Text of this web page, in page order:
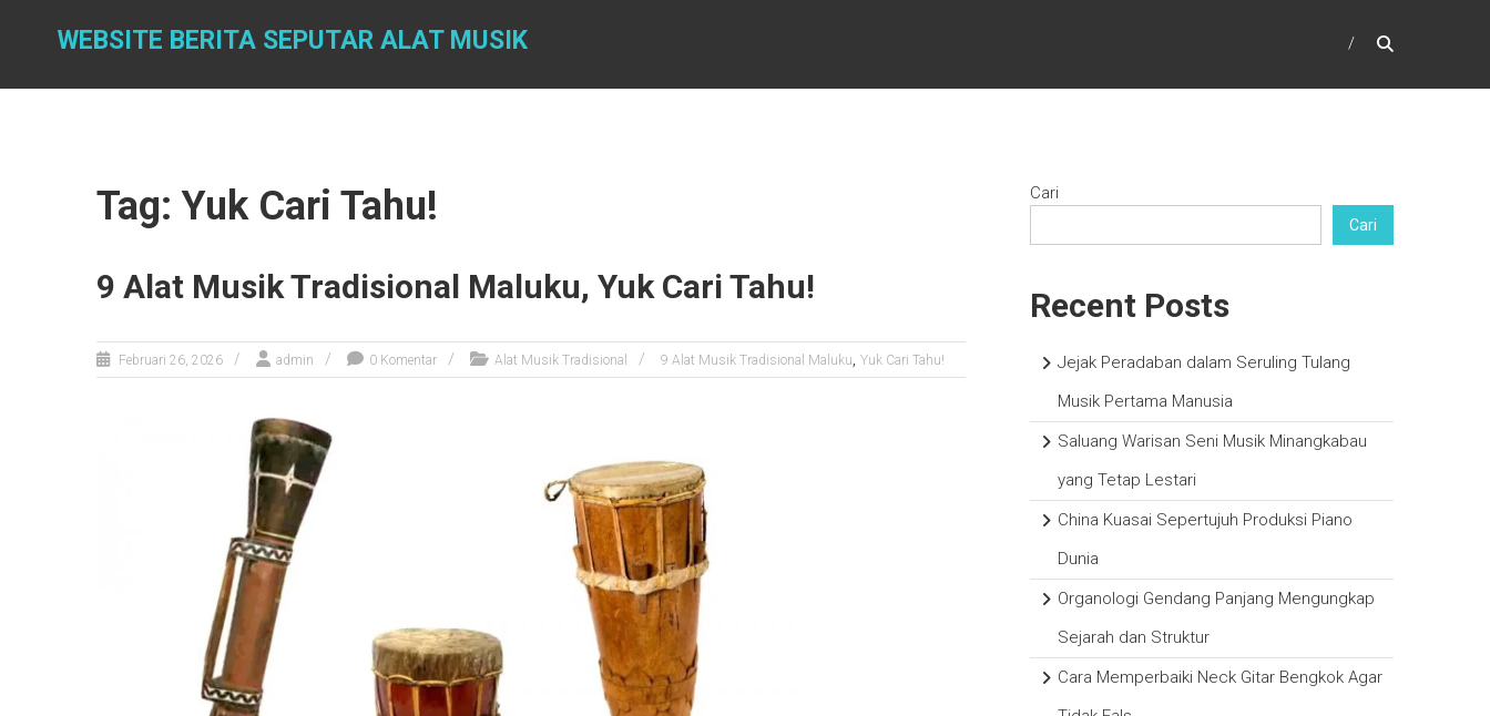
WEBSITE BERITA SEPUTAR ALAT MUSIK
Tag: Yuk Cari Tahu!
9 Alat Musik Tradisional Maluku, Yuk Cari Tahu!
Februari 26, 2026 admin 0 Komentar Alat Musik Tradisional 9 Alat Musik Tradisional Maluku, Yuk Cari Tahu!
Cari
Cari
Recent Posts
Jejak Peradaban dalam Seruling Tulang
Musik Pertama Manusia
Saluang Warisan Seni Musik Minangkabau
yang Tetap Lestari
China Kuasai Sepertujuh Produksi Piano
Dunia
Organologi Gendang Panjang Mengungkap
Sejarah dan Struktur
Cara Memperbaiki Neck Gitar Bengkok Agar